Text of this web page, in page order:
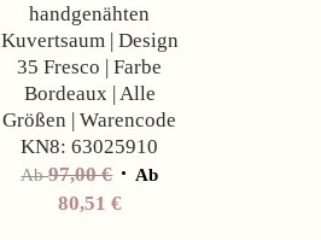
handgenähten
Kuvertsaum | Design
35 Fresco | Farbe
Bordeaux | Alle
Größen | Warencode
KN8: 63025910
Ab97,00€ Ab
80,51 €